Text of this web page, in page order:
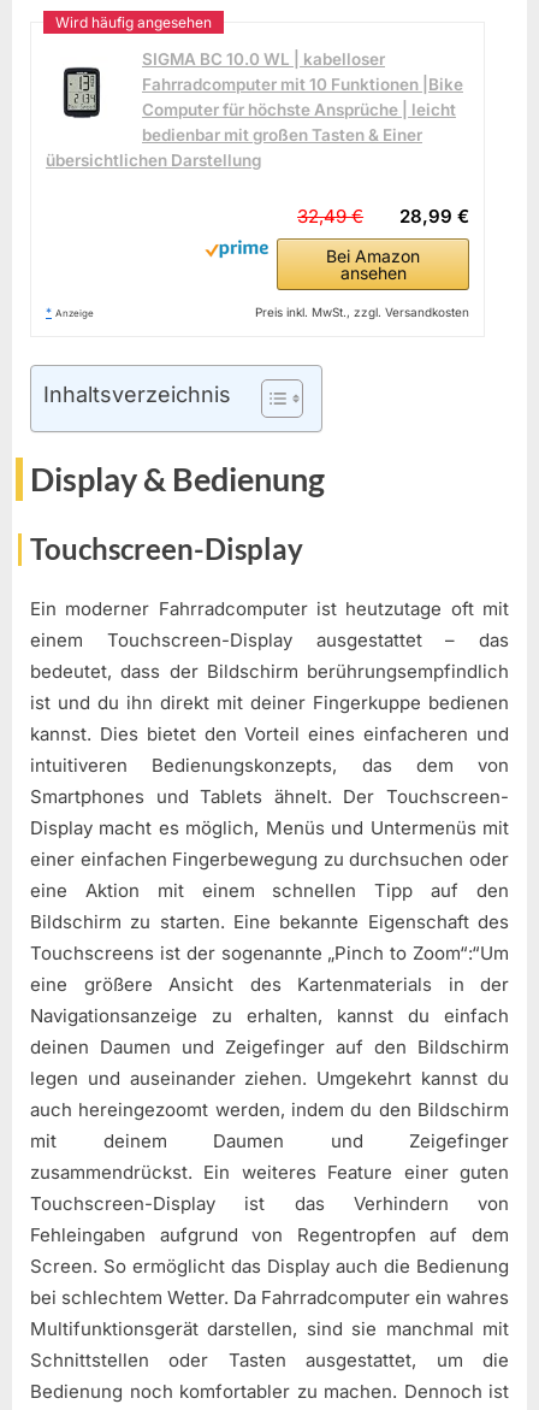
SIGMA BC 10.0 WL | kabelloser
Fahrradcomputer mit 10 Funktionen |Bike
Computer für höchste Ansprüche | leicht
bedienbar mit großen Tasten & Einer
übersichtlichen Darstellung
28,99 €
32,49 €
Bei Amazon
ansehen
* Anzeige Preis inkl. MwSt., zzgl. Versandkosten
Inhaltsverzeichnis
Display & Bedienung
Touchscreen-Display
Ein moderner Fahrradcomputer ist heutzutage oft mit
einem Touchscreen-Display ausgestattet – das
bedeutet, dass der Bildschirm berührungsempfindlich
ist und du ihn direkt mit deiner Fingerkuppe bedienen
kannst. Dies bietet den Vorteil eines einfacheren und
intuitiveren Bedienungskonzepts, das dem von
Smartphones und Tablets ähnelt. Der Touchscreen-
Display macht es möglich, Menüs und Untermenüs mit
einer einfachen Fingerbewegung zu durchsuchen oder
eine Aktion mit einem schnellen Tipp auf den
Bildschirm zu starten. Eine bekannte Eigenschaft des
Touchscreens ist der sogenannte „Pinch to Zoom“:“Um
eine größere Ansicht des Kartenmaterials in der
Navigationsanzeige zu erhalten, kannst du einfach
deinen Daumen und Zeigefinger auf den Bildschirm
legen und auseinander ziehen. Umgekehrt kannst du
auch hereingezoomt werden, indem du den Bildschirm
mit deinem Daumen und Zeigefinger
zusammendrückst. Ein weiteres Feature einer guten
Touchscreen-Display ist das Verhindern von
Fehleingaben aufgrund von Regentropfen auf dem
Screen. So ermöglicht das Display auch die Bedienung
bei schlechtem Wetter. Da Fahrradcomputer ein wahres
Multifunktionsgerät darstellen, sind sie manchmal mit
Schnittstellen oder Tasten ausgestattet, um die
Bedienung noch komfortabler zu machen. Dennoch ist